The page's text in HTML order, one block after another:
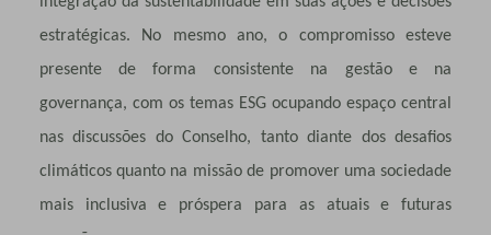
estratégicas. No mesmo ano, o compromisso esteve
presente de forma consistente na gestão e na
governança, com os temas ESG ocupando espaço central
nas discussões do Conselho, tanto diante dos desafios
climáticos quanto na missão de promover uma sociedade
mais inclusiva e próspera para as atuais e futuras